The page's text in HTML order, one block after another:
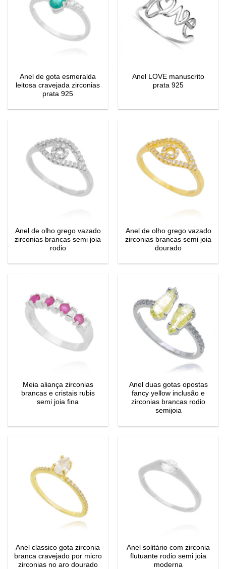
Anel de gota esmeralda
leitosa cravejada zirconias
prata 925
Anel LOVE manuscrito
prata 925
Anel de olho grego vazado
zirconias brancas semi joia
rodio
Anel de olho grego vazado
zirconias brancas semi joia
dourado
Meia aliança zirconias
brancas e cristais rubis
semi joia fina
Anel duas gotas opostas
fancy yellow inclusão e
zirconias brancas rodio
semijoia
Anel classico gota zirconia
branca cravejado por micro
zirconias no aro dourado
Anel solitário com zirconia
flutuante rodio semi joia
moderna